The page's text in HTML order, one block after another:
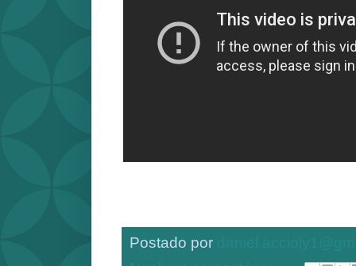
Postado por